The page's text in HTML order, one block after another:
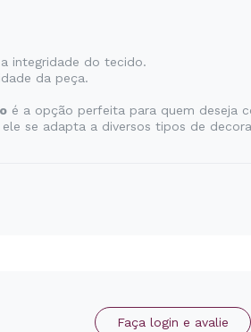
integridade do tecido.
da peça.
é a opção perfeita para quem deseja
ele se adapta a diversos tipos de
Faça login e avalie